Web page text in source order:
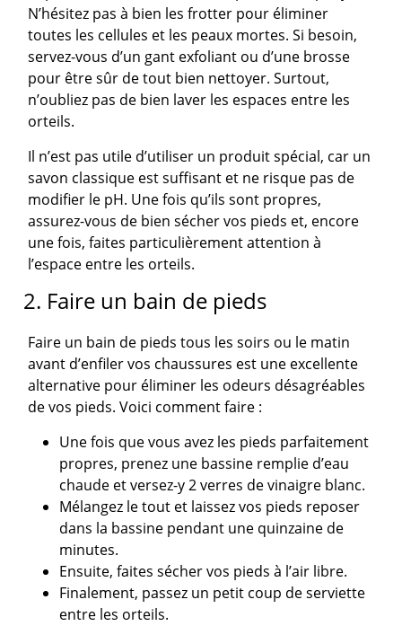
N’hésitez pas à bien les frotter pour éliminer
toutes les cellules et les peaux mortes. Si besoin,
servez-vous d’un gant exfoliant ou d’une brosse
pour être sûr de tout bien nettoyer. Surtout,
n’oubliez pas de bien laver les espaces entre les
orteils.
Il n’est pas utile d’utiliser un produit spécial, car un
savon classique est suffisant et ne risque pas de
modifier le pH. Une fois qu’ils sont propres,
assurez-vous de bien sécher vos pieds et, encore
une fois, faites particulièrement attention à
l’espace entre les orteils.
2. Faire un bain de pieds
Faire un bain de pieds tous les soirs ou le matin
avant d’enfiler vos chaussures est une excellente
alternative pour éliminer les odeurs désagréables
de vos pieds. Voici comment faire :
Une fois que vous avez les pieds parfaitement
propres, prenez une bassine remplie d’eau
chaude et versez-y 2 verres de vinaigre blanc.
Mélangez le tout et laissez vos pieds reposer
dans la bassine pendant une quinzaine de
minutes.
Ensuite, faites sécher vos pieds à l’air libre.
Finalement, passez un petit coup de serviette
entre les orteils.